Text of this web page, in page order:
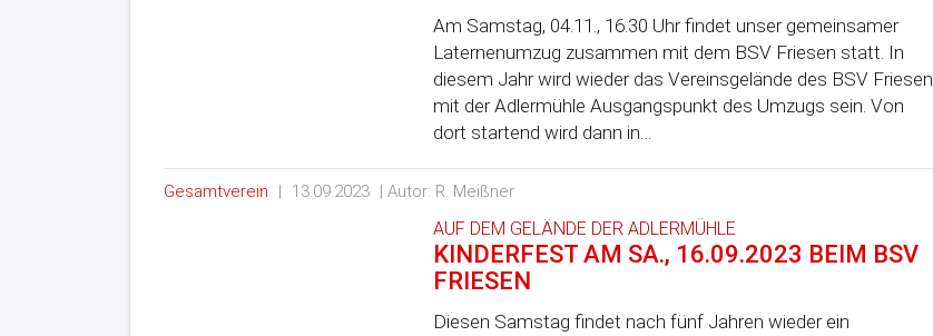
Am Samstag, 04.11., 16.30 Uhr findet unser gemeinsamer
Laternenumzug zusammen mit dem BSV Friesen statt. In
diesem Jahr wird wieder das Vereinsgelände des BSV Friesen
mit der Adlermühle Ausgangspunkt des Umzugs sein. Von
dort startend wird dann in…
Gesamtverein | 13.09.2023 | Autor: R. Meißner
AUF DEM GELÄNDE DER ADLERMÜHLE
KINDERFEST AM SA., 16.09.2023 BEIM BSV
FRIESEN
Diesen Samstag findet nach fünf Jahren wieder ein